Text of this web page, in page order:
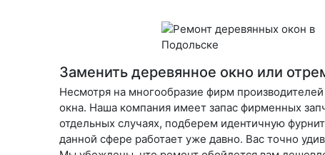
Заменить деревянное окно или
Несмотря на многообразие фирм
окна. Наша компания имеет запас фирменных
отдельных случаях, подберем идентичную
данной сфере работает уже давно. Вас точно